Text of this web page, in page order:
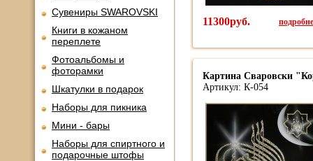
Сувениры SWAROVSKI
Книги в кожаном
переплете
Фотоальбомы и
фоторамки
Шкатулки в подарок
Наборы для пикника
Мини - бары
Наборы для спиртного и
подарочные штофы
11300руб.
Картина Сваровски
Артикул: К-054